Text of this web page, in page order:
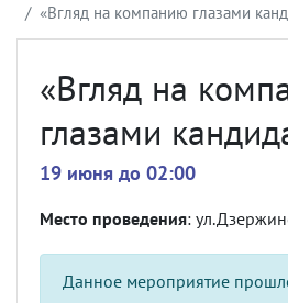
«Вгляд на компанию глазами
«Вгляд на
глазами
19 июня до 02:00
Место проведения:
Данное мероприятие